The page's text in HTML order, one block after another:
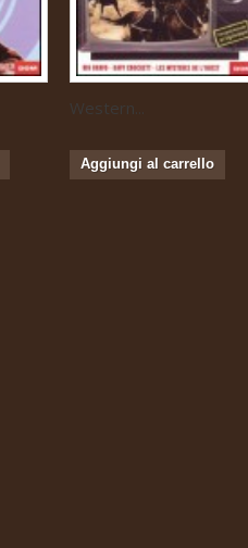
Western...
Aggiungi al carrello